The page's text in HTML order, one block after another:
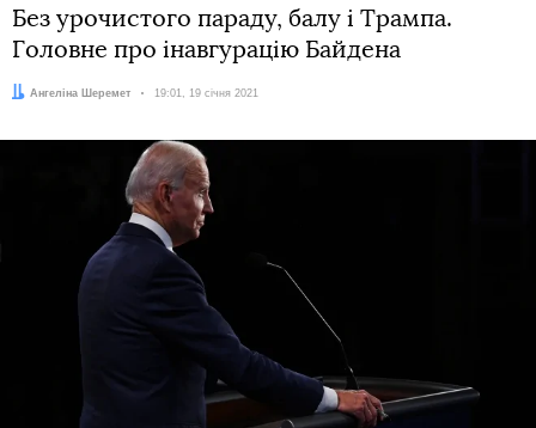
Без урочистого параду, балу і Трампа.
Головне про інавгурацію Байдена
Автор:
Ангеліна Шеремет Дата:
19:01, 19 січня 2021